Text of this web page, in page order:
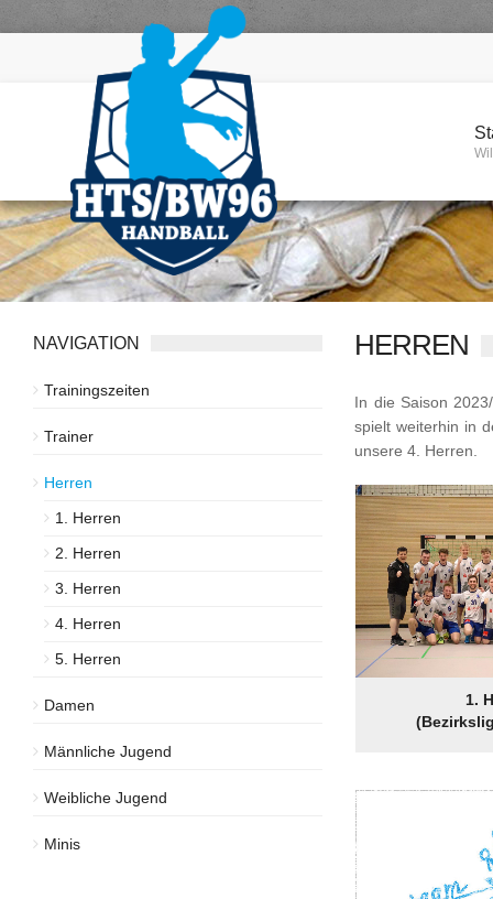
NAVIGATION
Trainingszeiten
Trainer
Herren
1. Herren
2. Herren
3. Herren
4. Herren
5. Herren
Damen
Männliche Jugend
Weibliche Jugend
Minis
HERREN
In die Saison
spielt weiterhin in
unsere 4. Herren.
1.